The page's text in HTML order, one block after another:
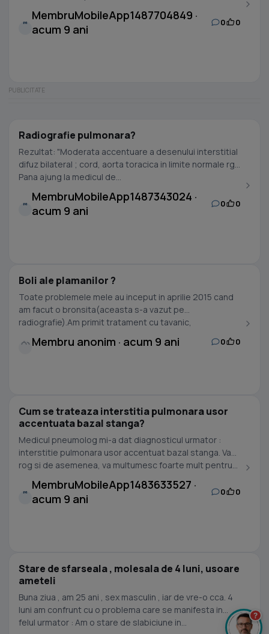
M
MembruMobileApp1487704849 ·
acum 9 ani
0 0
Radiografie pulmonara?
Rezultat: "Moderata accentuare a desenului interstitial
difuz bilateral ; cord, aorta toracica in limite normale rg."
Pana ajung la medicul de...
M
MembruMobileApp1487343024 ·
acum 9 ani
0 0
Boli ale plamanilor ?
Toate problemele mele au inceput in aprilie 2015 cand
am facut o bronsita(aceasta s-a vazut pe
radiografie).Am primit tratament cu tavanic,
Membru anonim · acum 9 ani 0 0
Cum se trateaza interstitia pulmonara usor
accentuata bazal stanga?
Medicul pneumolog mi-a dat diagnosticul urmator :
interstitie pulmonara usor accentuat bazal stanga. Va
rog si de asemenea, va multumesc foarte mult pentru...
M
MembruMobileApp1483633527 ·
acum 9 ani
0 0
Stare de sfarseala , molesala de 4 luni, usoare
ameteli
Buna ziua , am 25 ani , sex masculin , iar de vre-o cca. 4
luni am confrunt cu o problema care se manifesta in
felul urmator : Am o stare de slabiciune in...
?